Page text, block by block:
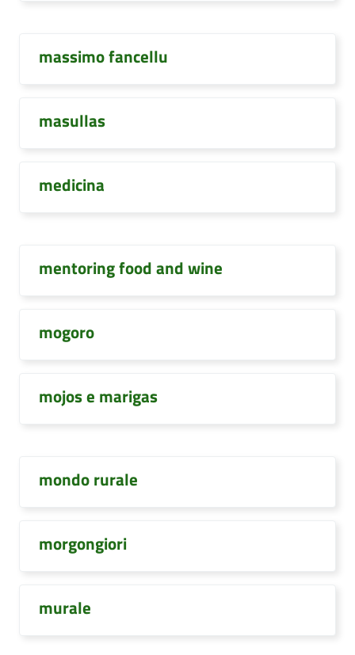
massimo fancellu
masullas
medicina
mentoring food and wine
mogoro
mojos e marigas
mondo rurale
morgongiori
murale